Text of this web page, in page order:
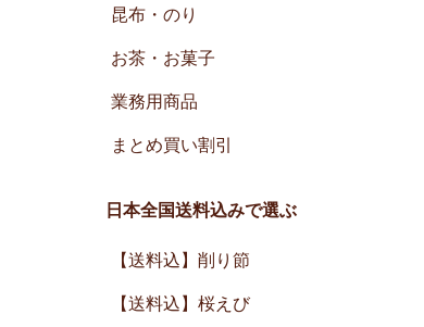
昆布・のり
お茶・お菓子
業務用商品
まとめ買い割引
日本全国送料込みで選ぶ
【送料込】削り節
【送料込】桜えび